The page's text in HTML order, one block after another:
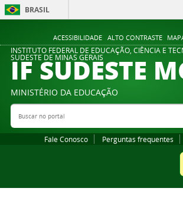
ACESSIBILIDADE ALTO CONTRASTE
BRASIL
INSTITUTO FEDERAL DE EDUCAÇÃO, CIÊNCIA E
SUDESTE DE MINAS GERAIS
IF SUDESTE
MINISTÉRIO DA EDUCAÇÃO
Buscar no portal
Fale Conosco Perguntas frequentes